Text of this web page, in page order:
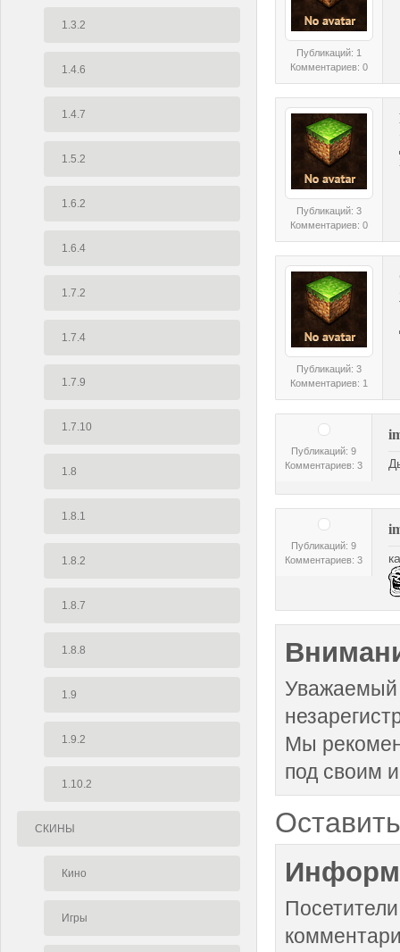
1.3.2
1.4.6
1.4.7
1.5.2
1.6.2
1.6.4
1.7.2
1.7.4
1.7.9
1.7.10
1.8
1.8.1
1.8.2
1.8.7
1.8.8
1.9
1.9.2
1.10.2
СКИНЫ
Кино
Игры
Публикаций: 1
Комментариев: 0
Публикаций: 3
Комментариев: 0
Публикаций: 3
Комментариев: 1
Публикаций: 9
Комментариев: 3
Публикаций: 9
Комментариев: 3
Уважаемый
Мы
под своим